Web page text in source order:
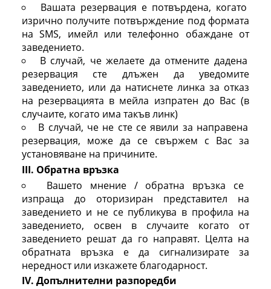
Вашата резервация е потвърдена, когато
изрично получите потвърждение под формата
на SMS, имейл или телефонно обаждане от
заведението.
В случай, че желаете да отмените дадена
резервация сте длъжен да уведомите
заведението, или да натиснете линка за отказ
на резервацията в мейла изпратен до Вас (в
случаите, когато има такъв линк)
В случай, че не сте се явили за направена
резервация, може да се свържем с Вас за
установяване на причините.
III. Обратна връзка
Вашето мнение / обратна връзка се
изпраща до оторизиран представител на
заведението и не се публикува в профила на
заведението, освен в случаите когато от
заведението решат да го направят. Целта на
обратната връзка е да сигнализирате за
нередност или изкажете благодарност.
IV. Допълнителни разпоредби